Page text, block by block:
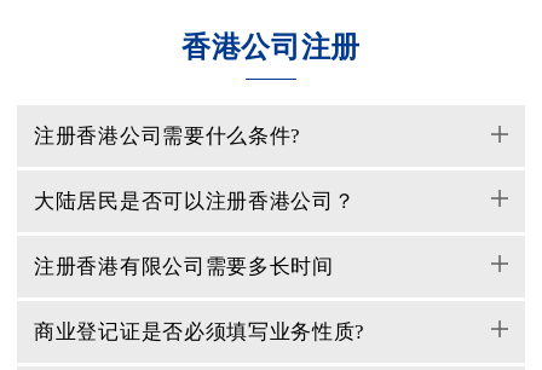
香港公司注册
注册香港公司需要什么条件?
大陆居民是否可以注册香港公司？
注册香港有限公司需要多长时间
商业登记证是否必须填写业务性质?